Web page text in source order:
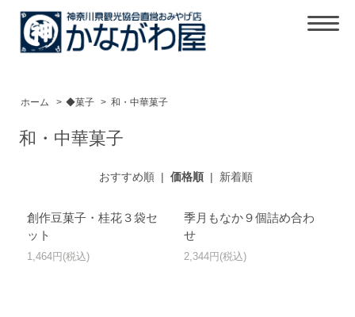
ホーム > ◆菓子 > 和・中華菓子
和・中華菓子
おすすめ順| 価格順| 新着順
創作豆菓子・桂花３袋セ
ット
1,464円(税込)
季月もなか９個詰め合わ
せ
2,344円(税込)